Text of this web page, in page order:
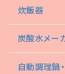
炊飯器
炭酸水メー
自動調理鍋